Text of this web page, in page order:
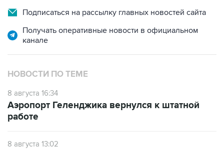
Подписаться на рассылку главных новостей сайта
Получать оперативные новости в официальном
канале
НОВОСТИ ПО ТЕМЕ
8 августа 16:34
Аэропорт Геленджика вернулся к штатной
работе
8 августа 13:02